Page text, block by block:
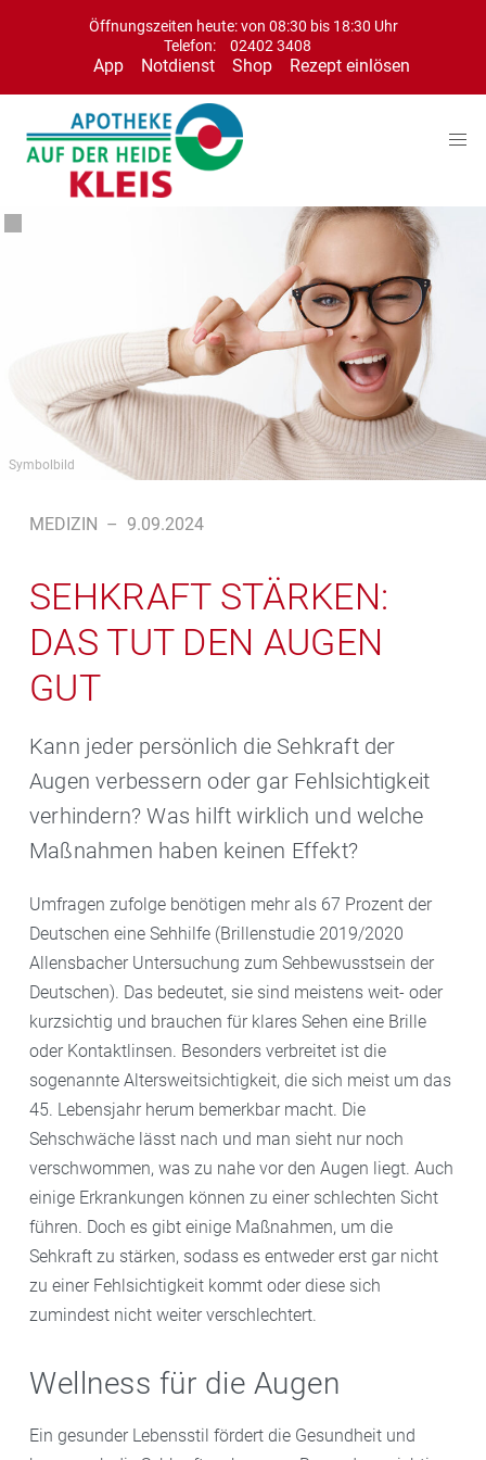
Öffnungszeiten heute: von 08:30 bis 18:30 Uhr
Telefon:
02402 3408
App Notdienst Shop Rezept einlösen
Symbolbild
MEDIZIN – 9.09.2024
SEHKRAFT STÄRKEN:
DAS TUT DEN AUGEN
GUT
Kann jeder persönlich die Sehkraft der
Augen verbessern oder gar Fehlsichtigkeit
verhindern? Was hilft wirklich und welche
Maßnahmen haben keinen Effekt?
Umfragen zufolge benötigen mehr als 67 Prozent der
Deutschen eine Sehhilfe (Brillenstudie 2019/2020
Allensbacher Untersuchung zum Sehbewusstsein der
Deutschen). Das bedeutet, sie sind meistens weit- oder
kurzsichtig und brauchen für klares Sehen eine Brille
oder Kontaktlinsen. Besonders verbreitet ist die
sogenannte Altersweitsichtigkeit, die sich meist um das
45. Lebensjahr herum bemerkbar macht. Die
Sehschwäche lässt nach und man sieht nur noch
verschwommen, was zu nahe vor den Augen liegt. Auch
einige Erkrankungen können zu einer schlechten Sicht
führen. Doch es gibt einige Maßnahmen, um die
Sehkraft zu stärken, sodass es entweder erst gar nicht
zu einer Fehlsichtigkeit kommt oder diese sich
zumindest nicht weiter verschlechtert.
Wellness für die Augen
Ein gesunder Lebensstil fördert die Gesundheit und